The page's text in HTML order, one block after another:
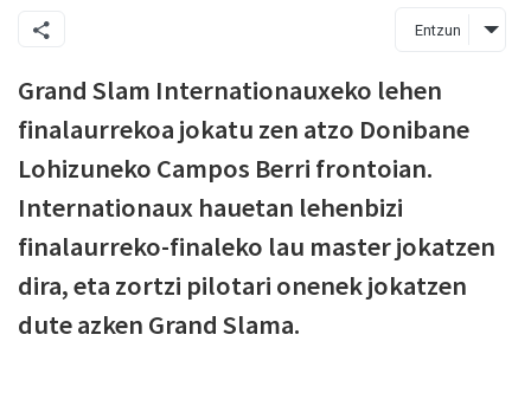
Entzun
Grand Slam Internationauxeko lehen
finalaurrekoa jokatu zen atzo Donibane
Lohizuneko Campos Berri frontoian.
Internationaux hauetan lehenbizi
finalaurreko-finaleko lau master jokatzen
dira, eta zortzi pilotari onenek jokatzen
dute azken Grand Slama.